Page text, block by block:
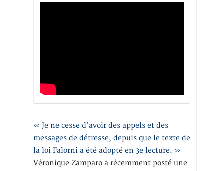
« Je ne cesse d’avoir des appels et des
messages de détresse, depuis que le texte de
la loi Falorni a été adopté en 3e lecture. »
Véronique Zamparo a récemment posté une